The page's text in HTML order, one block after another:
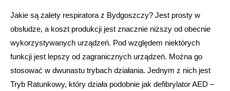
Jakie są zalety respiratora z Bydgoszczy? Jest prosty w
obsłudze, a koszt produkcji jest znacznie niższy od obecnie
wykorzystywanych urządzeń. Pod względem niektórych
funkcji jest lepszy od zagranicznych urządzeń. Można go
stosować w dwunastu trybach działania. Jednym z nich jest
Tryb Ratunkowy, który działa podobnie jak defibrylator AED –